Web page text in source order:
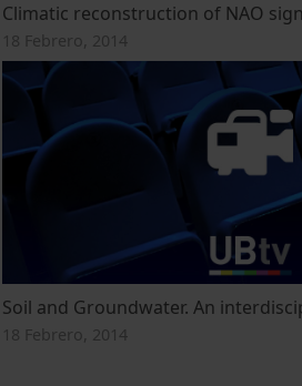
Climatic reconstruction of NAO
18 Febrero, 2014
Soil and Groundwater. An
18 Febrero, 2014